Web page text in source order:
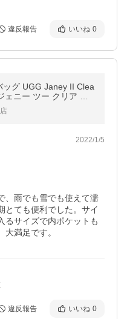
違反報告 いいね 0
ッグ UGG Janey II Clea
ニー ツー クリア シ
2022/1/5
、雨でも雪でも使えて濡
とても便利でした。サイ
るサイズで内ポケットも
満足です。
違反報告 いいね 0